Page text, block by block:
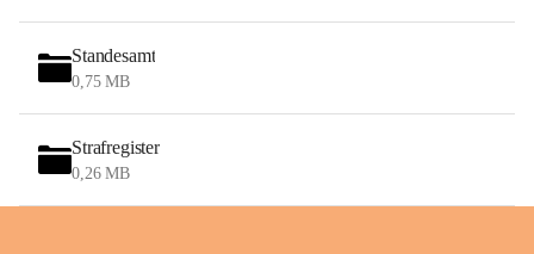
Standesamt
0,75 MB
Strafregister
0,26 MB